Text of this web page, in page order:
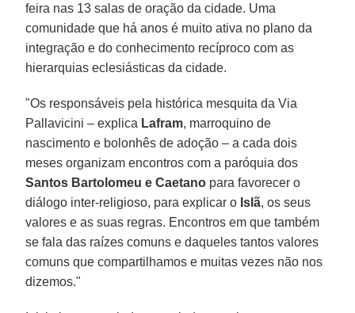
feira nas 13 salas de oração da cidade. Uma
comunidade que há anos é muito ativa no plano da
integração e do conhecimento recíproco com as
hierarquias eclesiásticas da cidade.
"Os responsáveis pela histórica mesquita da Via
Pallavicini – explica Lafram, marroquino de
nascimento e bolonhês de adoção – a cada dois
meses organizam encontros com a paróquia dos
Santos Bartolomeu e Caetano para favorecer o
diálogo inter-religioso, para explicar o Islã, os seus
valores e as suas regras. Encontros em que também
se fala das raízes comuns e daqueles tantos valores
comuns que compartilhamos e muitas vezes não nos
dizemos."